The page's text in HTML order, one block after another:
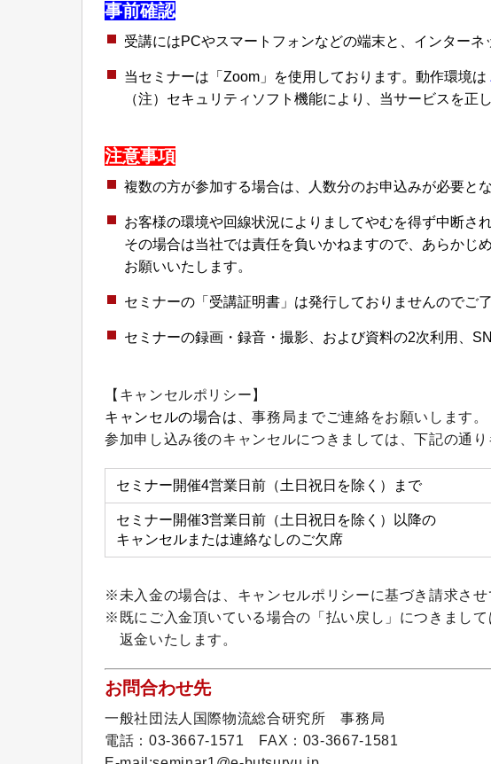
事前確認
受講にはPCやスマートフォンなどの端末と、インターネ
当セミナーは「Zoom」を使用しております。動作環境は
（注）セキュリティソフト機能により、当サービスを正
注意事項
複数の方が参加する場合は、人数分のお申込みが必要とな
お客様の環境や回線状況によりましてやむを得ず中断さ
その場合は当社では責任を負いかねますので、あらかじ
お願いいたします。
セミナーの「受講証明書」は発行しておりませんのでご
セミナーの録画・録音・撮影、および資料の2次利用、
【キャンセルポリシー】
キャンセルの場合は、事務局までご連絡をお願いします。
参加申し込み後のキャンセルにつきましては、下記の通り
セミナー開催4営業日前（土日祝日を除く）まで
セミナー開催3営業日前（土日祝日を除く）以降の
キャンセルまたは連絡なしのご欠席
※未入金の場合は、キャンセルポリシーに基づき請求させ
※既にご入金頂いている場合の「払い戻し」につきまし
返金いたします。
お問合わせ先
一般社団法人国際物流総合研究所 事務局
電話：03-3667-1571 FAX：03-3667-1581